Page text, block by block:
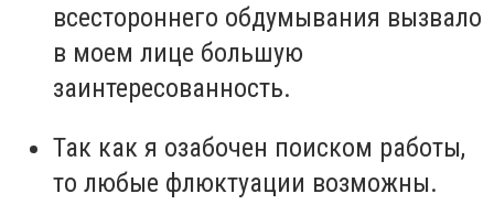
всестороннего обдумывания вызвало
в моем лице большую
заинтересованность.
Так как я озабочен поиском работы,
то любые флюктуации возможны.